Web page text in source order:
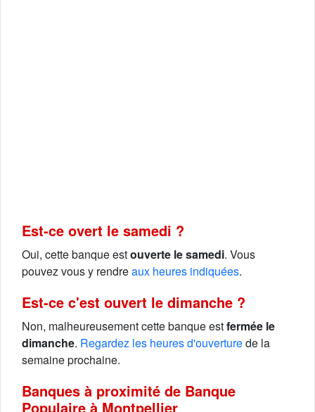
Est-ce overt le samedi ?
Oui, cette banque estouverte le samedi. Vous
pouvez vous y rendreaux heures indiquées.
Est-ce c'est ouvert le dimanche ?
Non, malheureusement cette banque estfermée le
dimanche. Regardez les heures d'ouverturede la
semaine prochaine.
Banques à proximité de Banque
Populaire à Montpellier